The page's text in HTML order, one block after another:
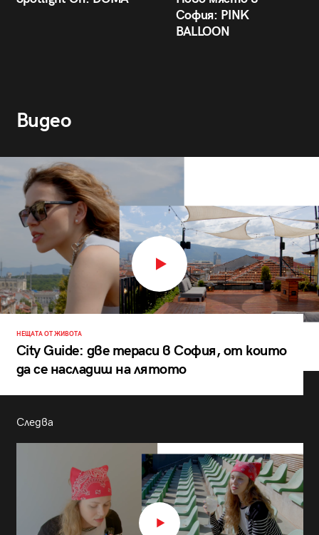
София: PINK
BALLOON
Видео
НЕЩАТА ОТ ЖИВОТА
City Guide: две тераси в София, от които
да се насладиш на лятото
Следва